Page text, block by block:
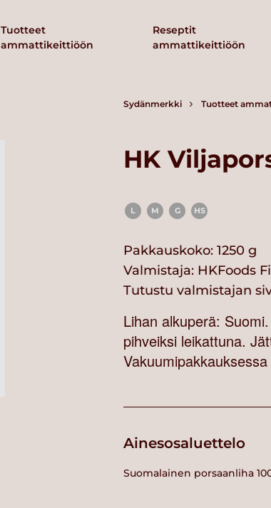
Tuotteet
ammattikeittiöön
Reseptit
ammattikeittiöön
Sydänmerkki Tuotteet
HK
L M G HS
Pakkauskoko: 1250 g
Valmistaja: HKFoods
Tutustu valmistajan
Lihan alkuperä:
pihveiksi leikattuna.
Ainesosaluettelo
Suomalainen porsaanliha 100